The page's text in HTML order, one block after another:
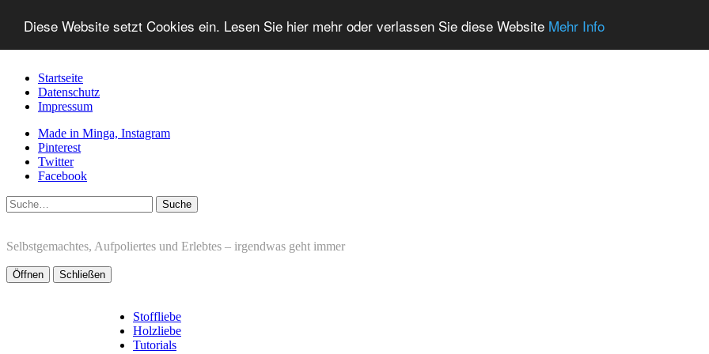
Diese Website setzt Cookies ein. Lesen Sie hier mehr oder verlassen Sie diese Website Mehr Info
Startseite
Datenschutz
Impressum
Made in Minga, Instagram
Pinterest
Twitter
Facebook
Suche
Selbstgemachtes, Aufpoliertes und Erlebtes – irgendwas geht immer
Öffnen Schließen
Stoffliebe
Holzliebe
Tutorials